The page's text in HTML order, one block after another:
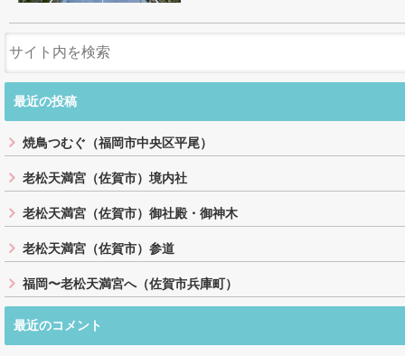
最近の投稿
焼鳥つむぐ（福岡市中央区平尾）
老松天満宮（佐賀市）境内社
老松天満宮（佐賀市）御社殿・御神木
老松天満宮（佐賀市）参道
福岡〜老松天満宮へ（佐賀市兵庫町）
最近のコメント